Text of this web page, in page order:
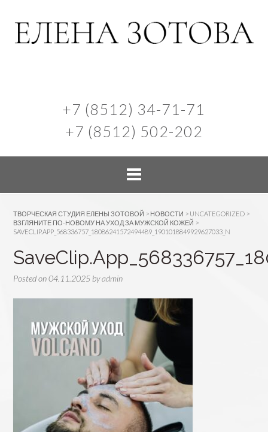
+7 (8512) 34-71-71
+7 (8512) 502-202
ТВОРЧЕСКАЯ СТУДИЯ ЕЛЕНЫ ЗОТОВОЙ > НОВОСТИ > UNCATEGORIZED >
ВЗГЛЯНИТЕ ПО-НОВОМУ НА УХОД ЗА МУЖСКОЙ КОЖЕЙ >
SAVECLIP.APP_568336757_18086241572494489_1901018849929627033_N
Posted on04.11.2025 byadmin